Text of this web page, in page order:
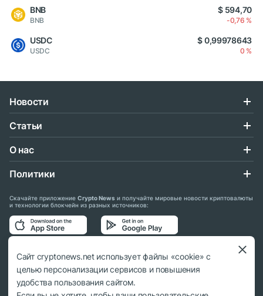
BNB
BNB
$ 594,70
-0,76 %
USDC
USDC
$ 0,99978643
0 %
Новости
Статьи
О нас
Политики
Скачайте приложение Crypto News и получайте мировые новости криптовалюты
и технологии блокчейн из разных источников:
Подписывайтесь на нас в социальных сетях:
Сайт cryptonews.net использует файлы «cookie» с
целью персонализации сервисов и повышения
удобства пользования сайтом.